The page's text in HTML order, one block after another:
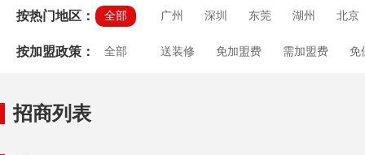
按热门地区： 全部 广州 深圳 东莞 湖州 北京
按加盟政策： 全部 送装修 免加盟费 需加盟费 免
招商列表